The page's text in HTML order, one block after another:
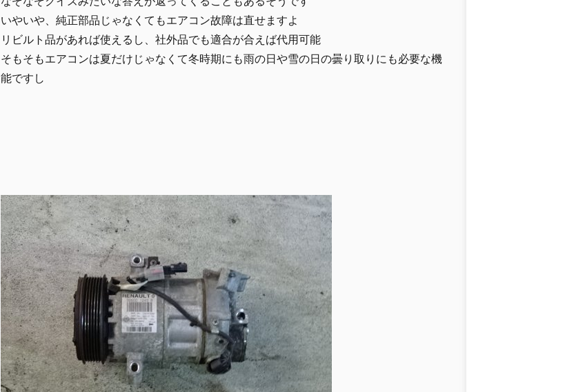
いやいや、純正部品じゃなくてもエアコン故障は直せますよ
リビルト品があれば使えるし、社外品でも適合が合えば代用可能
そもそもエアコンは夏だけじゃなくて冬時期にも雨の日や雪の日の曇り取りにも必要な機
能ですし